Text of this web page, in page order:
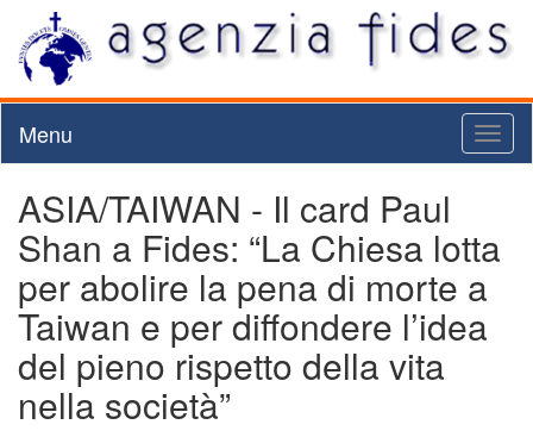
Menu
ASIA/TAIWAN - Il card Paul
Shan a Fides: “La Chiesa lotta
per abolire la pena di morte a
Taiwan e per diffondere l’idea
del pieno rispetto della vita
nella società”